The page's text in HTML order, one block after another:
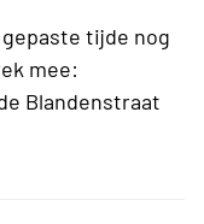
tijde nog
mee:
Blandenstraat